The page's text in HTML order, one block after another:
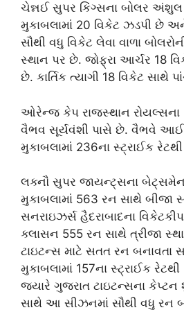
ચેન્નઈ સુપર કિંગ્સના બોલર
મુકાબલામાં 20 વિકેટ ઝડપી છે
સૌથી વધુ વિકેટ લેવા વાળા
સ્થાન પર છે. જોફ્રા આર્ચર 18
છે. કાર્તિક ત્યાગી 18 વિકેટ સાથે
ઓરેન્જ કેપ રાજસ્થાન રોયલ્સના
વૈભવ સૂર્યવંશી પાસે છે. વૈભવે
મુકાબલામાં 236ના સ્ટ્રાઈક
લક્નૌ સુપર જાયન્ટ્સના બેટ્સમેન
મુકાબલામાં 563 રન સાથે બીજા
સનરાઇઝર્સ હૈદરાબાદના
ક્લાસન 555 રન સાથે ત્રીજા
ટાઇટન્સ માટે સતત રન બનાવતા
મુકાબલામાં 157ના સ્ટ્રાઈક
જ્યારે ગુજરાત ટાઇટન્સના
સાથે આ સીઝનમાં સૌથી વધુ રન